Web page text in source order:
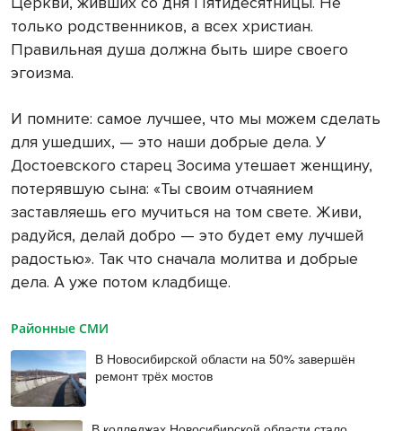
только родственников, а всех христиан.
Правильная душа должна быть шире своего
эгоизма.
И помните: самое лучшее, что мы можем сделать
для ушедших, — это наши добрые дела. У
Достоевского старец Зосима утешает женщину,
потерявшую сына: «Ты своим отчаянием
заставляешь его мучиться на том свете. Живи,
радуйся, делай добро — это будет ему лучшей
радостью». Так что сначала молитва и добрые
дела. А уже потом кладбище.
Районные СМИ
В Новосибирской области на 50% завершён
ремонт трёх мостов